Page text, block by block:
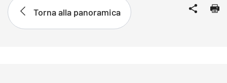
Torna alla panoramica